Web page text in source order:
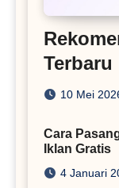
Terbaru
Juta
10 Mei
Cara
Iklan Gratis
4 Januari